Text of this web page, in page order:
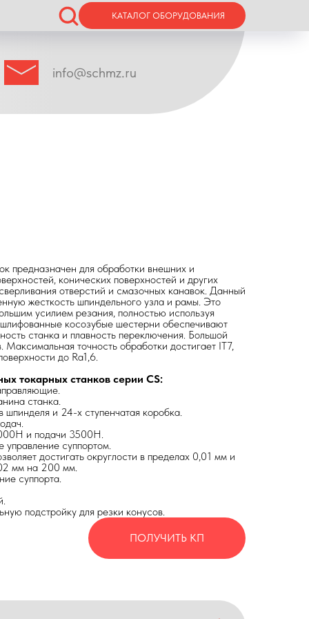
КАТАЛОГ ОБОРУДОВАНИЯ
info@schmz.ru
предназначен для обработки внешних и
конических поверхностей и других
отверстий и смазочных канавок. Данный
жесткость шпиндельного узла и рамы. Это
усилием резания, полностью используя
косозубые шестерни обеспечивают
станка и плавность переключения. Большой
Максимальная точность обработки достигает IT7,
до Ra1,6.
токарных станков серии CS:
станка.
и 24-х ступенчатая коробка.
и подачи 3500Н.
управление суппортом.
достигать округлости в пределах 0,01 мм и
мм на 200 мм.
суппорта.
подстройку для резки конусов.
ПОЛУЧИТЬ КП